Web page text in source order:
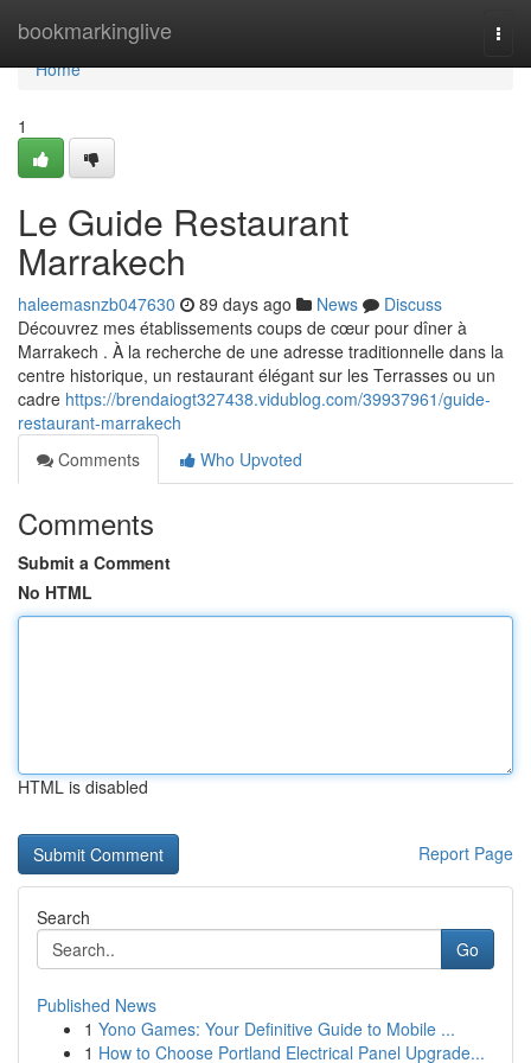
bookmarkinglive
Home
Home
1
Le Guide Restaurant
Marrakech
haleemasnzb047630 89 days ago News
Discuss
Découvrez mes établissements coups de cœur pour dîner à
Marrakech . À la recherche de une adresse traditionnelle dans la
centre historique, un restaurant élégant sur les Terrasses ou un
cadre https://brendaiogt327438.vidublog.com/39937961/guide-
restaurant-marrakech
Comments
Who Upvoted
Comments
Submit a Comment
No HTML
HTML is disabled
Report Page
Search
Go
Published News
1 Yono Games: Your Definitive Guide to Mobile ...
1 How to Choose Portland Electrical Panel Upgrade...